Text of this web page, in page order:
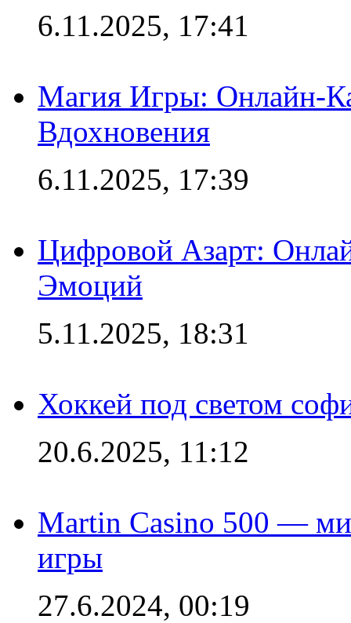
6.11.2025, 17:41
Магия Игры: Онлайн-
Вдохновения
6.11.2025, 17:39
Цифровой Азарт:
Эмоций
5.11.2025, 18:31
Хоккей под светом
20.6.2025, 11:12
Martin Casino 500 —
игры
27.6.2024, 00:19